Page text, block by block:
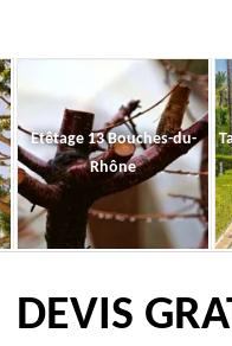
Etêtage 13 Bouches-du-
Rhône
DEVIS